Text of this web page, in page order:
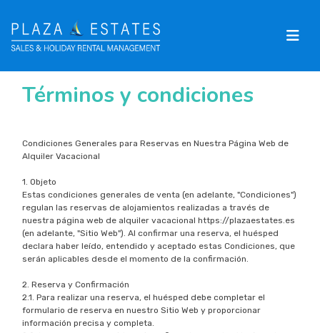
Términos y condiciones
Condiciones Generales para Reservas en Nuestra Página Web de
Alquiler Vacacional
1. Objeto
Estas condiciones generales de venta (en adelante, "Condiciones")
regulan las reservas de alojamientos realizadas a través de
nuestra página web de alquiler vacacional https://plazaestates.es
(en adelante, "Sitio Web"). Al confirmar una reserva, el huésped
declara haber leído, entendido y aceptado estas Condiciones, que
serán aplicables desde el momento de la confirmación.
2. Reserva y Confirmación
2.1. Para realizar una reserva, el huésped debe completar el
formulario de reserva en nuestro Sitio Web y proporcionar
información precisa y completa.